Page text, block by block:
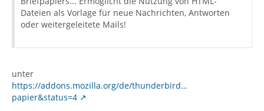
Dateien als Vorlage für neue Nachrichten, Antworten
oder weitergeleitete Mails!
unter
https://addons.mozilla.org/de/thunderbird…
papier&status=4